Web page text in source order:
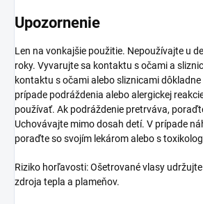
Upozornenie
Len na vonkajšie použitie. Nepoužívajte u
roky. Vyvarujte sa kontaktu s očami a
kontaktu s očami alebo sliznicami
prípade podráždenia alebo alergickej
používať. Ak podráždenie pretrváva,
Uchovávajte mimo dosah detí. V prípade
poraďte so svojím lekárom alebo s
Riziko horľavosti: Ošetrované vlasy
zdroja tepla a plameňov.